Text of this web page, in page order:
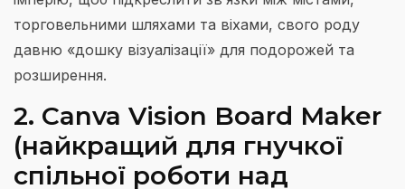
торговельними шляхами та віхами, свого роду
давню «дошку візуалізації» для подорожей та
розширення.
2. Canva Vision Board Maker
(найкращий для гнучкої
спільної роботи над